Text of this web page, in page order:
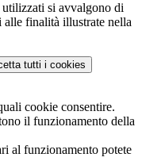
si avvalgono di
alle finalità illustrate nella
tutti i cookies
cookie consentire.
il funzionamento della
al funzionamento potete